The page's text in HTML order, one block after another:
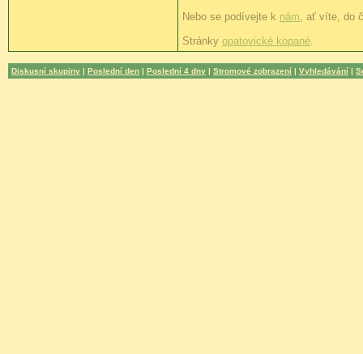
Nebo se podívejte k nám, ať víte, do
Stránky opatovické kopané.
Diskusní skupiny | Poslední den | Poslední 4 dny | Stromové zobrazení | Vyhledávání |